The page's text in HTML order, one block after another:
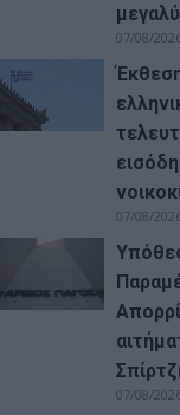
07/08/
07/08/
07/08/